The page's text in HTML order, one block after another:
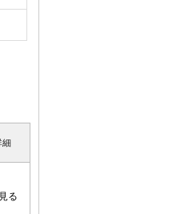
細
る